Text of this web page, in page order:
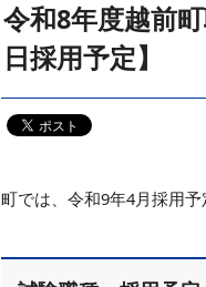
令和8年度越前
日採用予定】
町では、令和9年4月採用